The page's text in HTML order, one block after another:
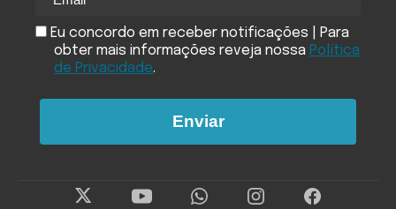
Eu concordo em receber notificações | Para
obter mais informações reveja nossa Política
de Privacidade.
Enviar